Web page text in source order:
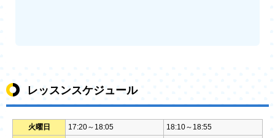
レッスンスケジュール
火曜日 17:20～18:05
18:10～18:55